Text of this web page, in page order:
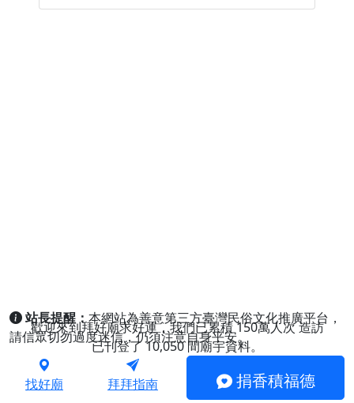
站長提醒：本網站為善意第三方臺灣民俗文化推廣平台，
請信眾切勿過度迷信，仍須注意自身平安。
歡迎來到拜好廟求好運，我們已累積150萬人次造訪
已刊登了10,050間廟宇資料。
找好廟 拜拜指南 捐香積福德